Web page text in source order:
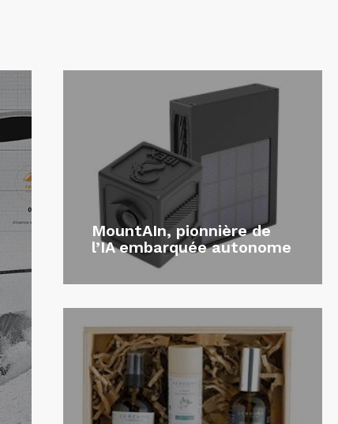
MountAIn, pionnière de
l’IA embarquée autonome